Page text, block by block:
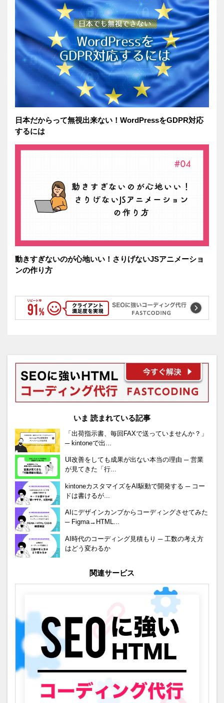
日本だからって無視出来ない！WordPressをGDPR対応
するには
動きすぎないのが心地いい！さりげないJSアニメーショ
ンの作り方
いま 読まれている記事
「出荷指示書、毎回FAXで送っていませんか？」
─ kintoneで出...
UI改善をしても成果が出ない本当の理由 ─ 営業
が見てきた「行...
kintoneカスタマイズをAI駆動で開発する ─ コー
ドは書けるが...
AIにデザインカンプからコーディングさせてみた
─ Figma→HTML...
AI時代のコーディング見積もり ─ 工数の考え方
はどう変わるか
関連サービス